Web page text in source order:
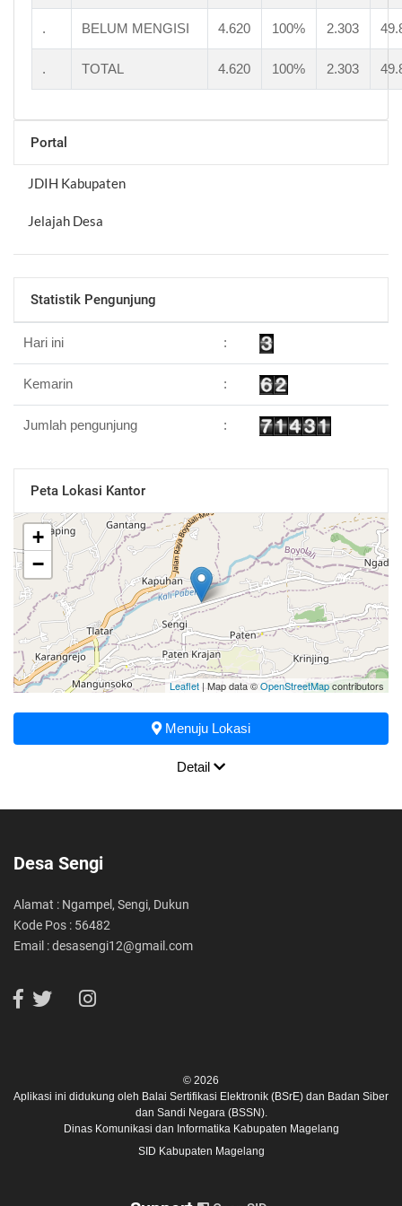
. BELUM MENGISI 4.620 100% 2.303
. TOTAL 4.620 100% 2.303
Portal
JDIH Kabupaten
Jelajah Desa
Statistik Pengunjung
Hari ini :
Kemarin :
Jumlah pengunjung :
Peta Lokasi Kantor
+
−
Leaflet | Map data ©OpenStreetMapcontributors
Menuju Lokasi
Detail
Desa Sengi
Alamat : Ngampel, Sengi, Dukun
Kode Pos : 56482
Email : desasengi12@gmail.com
© 2026
Aplikasi ini didukung oleh Balai Sertifikasi Elektronik (BSrE) dan Badan Siber
dan Sandi Negara (BSSN).
Dinas Komunikasi dan Informatika Kabupaten Magelang
SID Kabupaten Magelang